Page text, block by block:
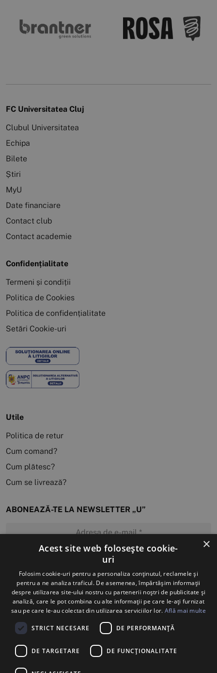
FC Universitatea Cluj
Clubul Universitatea
Echipa
Bilete
Știri
MyU
Date financiare
Contact club
Contact academie
Confidențialitate
Termeni și condiții
Politica de Cookies
Politica de confidențialitate
Setări Cookie-uri
Utile
Politica de retur
Cum comand?
Cum plătesc?
Cum se livrează?
ABONEAZĂ-TE LA NEWSLETTER „U”
MĂ ABONEZ
×
Acest site web folosește cookie-
uri
Folosim cookie-uri pentru a personaliza conținutul, reclamele și
pentru a ne analiza traficul. De asemenea, împărtășim informații
despre utilizarea site-ului nostru cu partenerii noștri de publicitate și
analiză, care le pot combina cu alte informații pe care le-ați furnizat
sau pe care le-au colectat din utilizarea serviciilor lor. Află mai multe
STRICT NECESARE DE PERFORMANȚĂ
DE TARGETARE DE FUNCŢIONALITATE